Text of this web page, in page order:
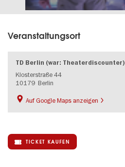
Veranstaltungsort
TD Berlin (war: Theaterdiscounter)
Klosterstraße 44
10179 Berlin
Auf Google Maps anzeigen
TICKET KAUFEN